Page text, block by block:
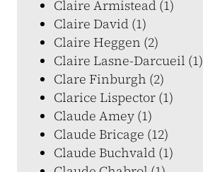
Claire Armistead (1)
Claire David (1)
Claire Heggen (2)
Claire Lasne-Darcueil (1)
Clare Finburgh (2)
Clarice Lispector (1)
Claude Amey (1)
Claude Bricage (12)
Claude Buchvald (1)